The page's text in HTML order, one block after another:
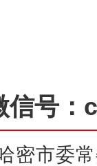
信号
密市委